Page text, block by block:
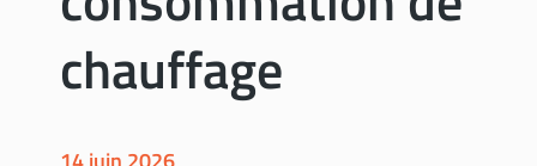
r
c
a
chauffage